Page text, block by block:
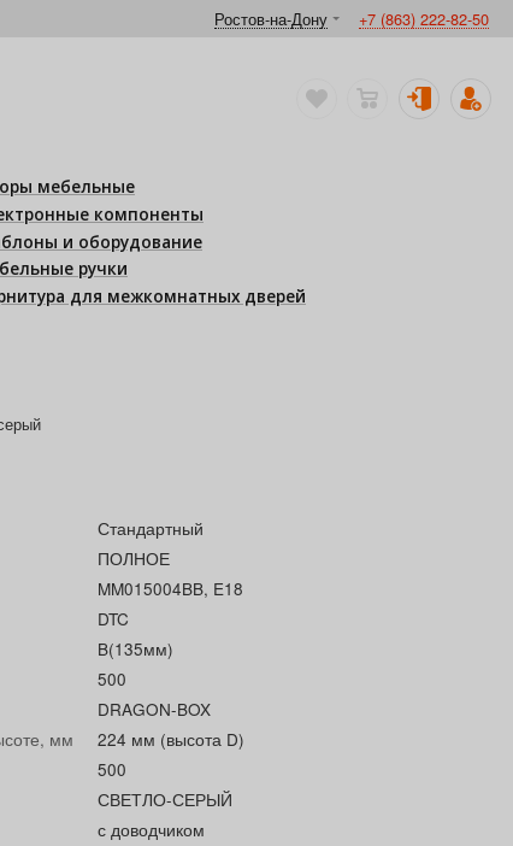
Ростов-на-Дону +7 (863) 222-82-50
мебельные
компоненты
и оборудование
ручки
для межкомнатных дверей
Стандартный
ПОЛНОЕ
MM015004BB, E18
DTC
B(135мм)
500
DRAGON-BOX
мм
224 мм (высота D)
500
СВЕТЛО-СЕРЫЙ
с доводчиком